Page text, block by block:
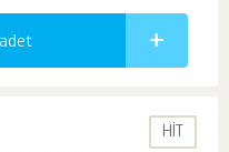
adet
HIT